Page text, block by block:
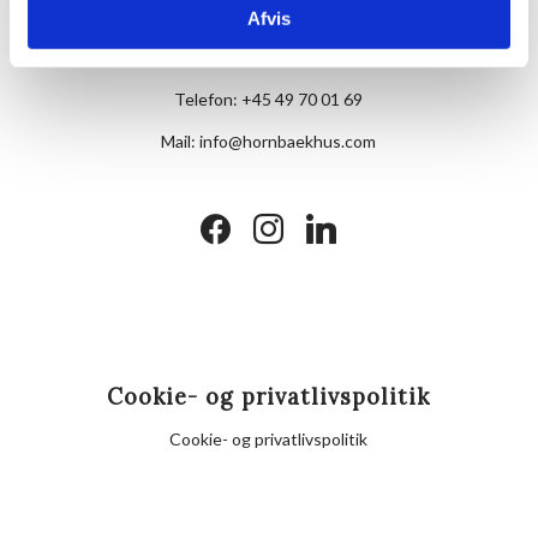
Afvis
Skovvej 7,
Telefon: +45 49 70 01 69
Mail:info@hornbaekhus.com
facebookinstagramlinkedin
Cookie- og privatlivspolitik
Cookie- og privatlivspolitik